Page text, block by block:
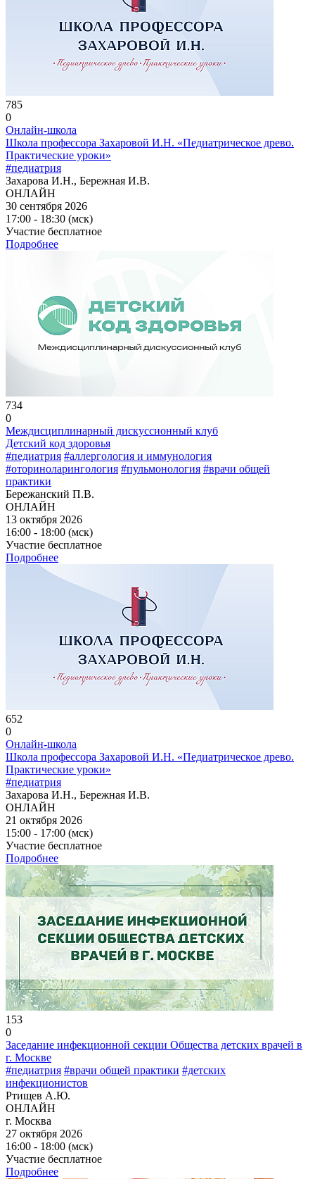
785
0
Онлайн-школа
Школа профессора Захаровой И.Н. «Педиатрическое древо.
Практические уроки»
#педиатрия
Захарова И.Н., Бережная И.В.
ОНЛАЙН
30 сентября 2026
17:00 - 18:30 (мск)
Участие бесплатное
Подробнее
734
0
Междисциплинарный дискуссионный клуб
Детский код здоровья
#педиатрия #аллергология и иммунология
#оториноларингология #пульмонология #врачи общей
практики
Бережанский П.В.
ОНЛАЙН
13 октября 2026
16:00 - 18:00 (мск)
Участие бесплатное
Подробнее
652
0
Онлайн-школа
Школа профессора Захаровой И.Н. «Педиатрическое древо.
Практические уроки»
#педиатрия
Захарова И.Н., Бережная И.В.
ОНЛАЙН
21 октября 2026
15:00 - 17:00 (мск)
Участие бесплатное
Подробнее
153
0
Заседание инфекционной секции Общества детских врачей в
г. Москве
#педиатрия #врачи общей практики #детских
инфекционистов
Ртищев А.Ю.
ОНЛАЙН
г. Москва
27 октября 2026
16:00 - 18:00 (мск)
Участие бесплатное
Подробнее